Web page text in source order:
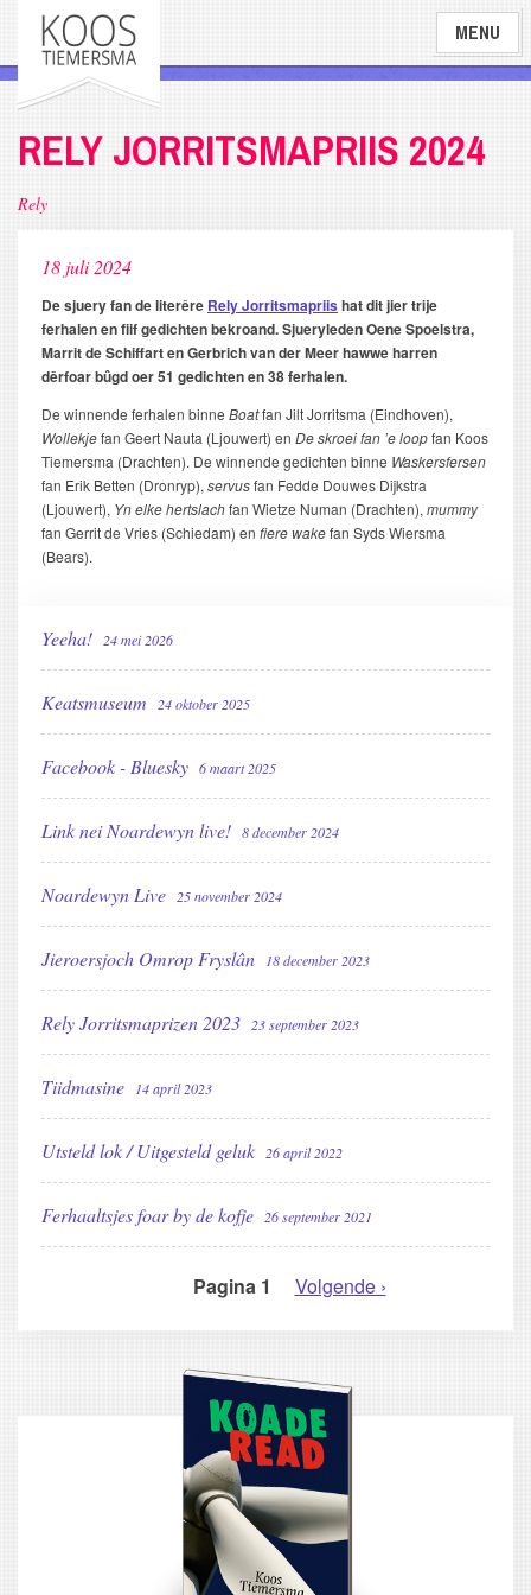
Overslaan
naar
gaan
MENU
RELY JORRITSMAPRIIS 2024
Rely
18 juli 2024
De sjuery fan de literêre Rely Jorritsmapriishat dit jier trije
ferhalen en fiif gedichten bekroand. Sjueryleden Oene Spoelstra,
Marrit de Schiffart en Gerbrich van der Meer hawwe harren
dêrfoar bûgd oer 51 gedichten en 38 ferhalen.
De winnende ferhalen binne Boatfan Jilt Jorritsma (Eindhoven),
Wollekjefan Geert Nauta (Ljouwert) en De skroei fan ’e loopfan Koos
Tiemersma (Drachten). De winnende gedichten binne Waskersfersen
fan Erik Betten (Dronryp), servusfan Fedde Douwes Dijkstra
(Ljouwert), Yn elke hertslachfan Wietze Numan (Drachten), mummy
fan Gerrit de Vries (Schiedam) en fiere wakefan Syds Wiersma
(Bears).
Yeeha! 24 mei 2026
Keatsmuseum 24 oktober 2025
Facebook - Bluesky 6 maart 2025
Link nei Noardewyn live! 8 december 2024
Noardewyn Live 25 november 2024
Jieroersjoch Omrop Fryslân 18 december 2023
Rely Jorritsmaprizen 2023 23 september 2023
Tiidmasine 14 april 2023
Utsteld lok / Uitgesteld geluk 26 april 2022
Ferhaaltsjes foar by de kofje 26 september 2021
Pagina 1
Volgende
Volgende ›